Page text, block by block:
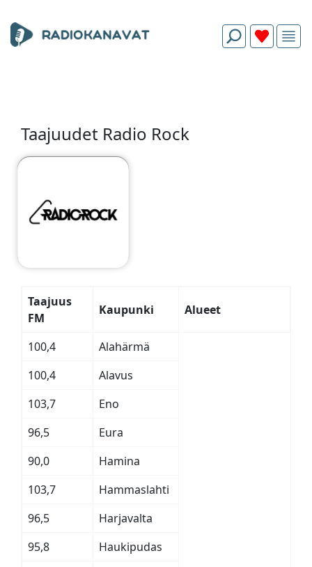
Taajuudet Radio Rock
Taajuus
FM
Kaupunki Alueet
100,4
Alahärmä
100,4
Alavus
103,7
Eno
96,5
Eura
90,0
Hamina
103,7
Hammaslahti
96,5
Harjavalta
95,8
Haukipudas